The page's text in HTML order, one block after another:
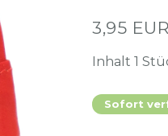
3,95 EUR
Inhalt 1
Sofort